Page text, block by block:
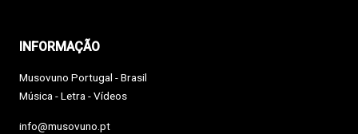
INFORMAÇÃO
Musovuno Portugal - Brasil
Música - Letra - Vídeos
info@musovuno.pt